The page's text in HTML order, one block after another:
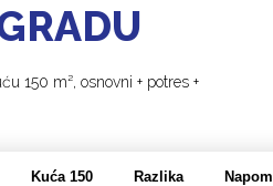
150 m², osnovni + potres +
Kuća 150
Razlika